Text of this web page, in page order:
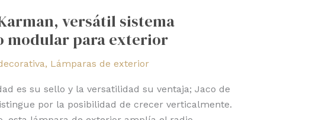
versátil sistema
modular para exterior
, Lámparas de exterior
es su sello y la versatilidad su ventaja; Jaco de
por la posibilidad de crecer verticalmente.